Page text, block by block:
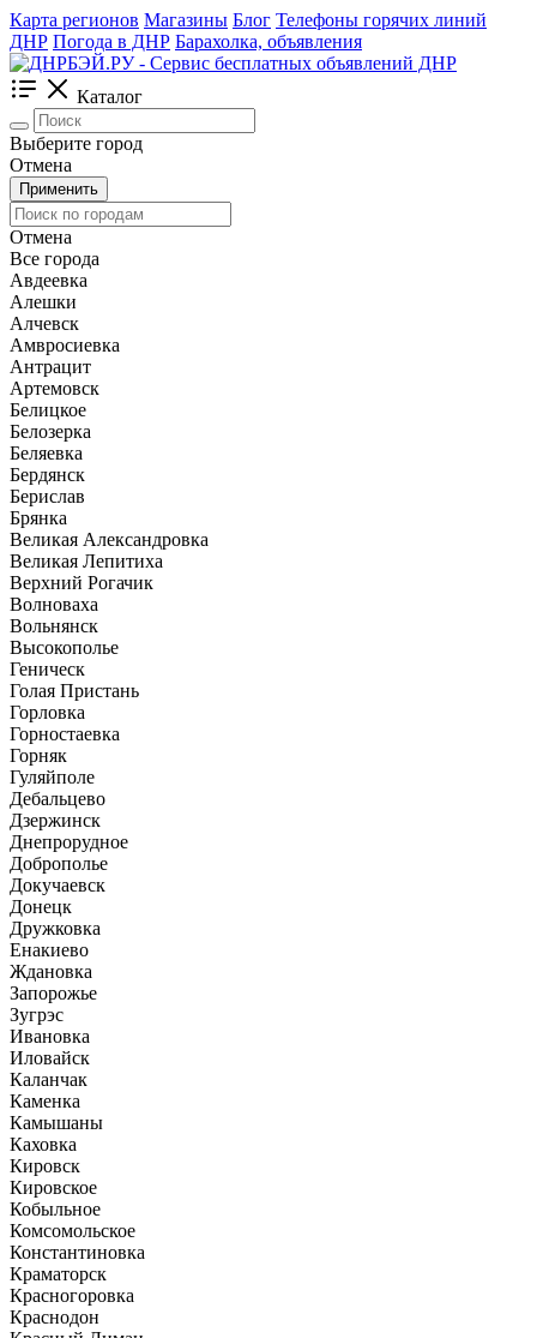
Карта регионов Магазины Блог Телефоны горячих линий
ДНР Погода в ДНР Барахолка, объявления
Каталог
Выберите город
Отмена
Применить
Отмена
Все города
Авдеевка
Алешки
Алчевск
Амвросиевка
Антрацит
Артемовск
Белицкое
Белозерка
Беляевка
Бердянск
Берислав
Брянка
Великая Александровка
Великая Лепитиха
Верхний Рогачик
Волноваха
Вольнянск
Высокополье
Геническ
Голая Пристань
Горловка
Горностаевка
Горняк
Гуляйполе
Дебальцево
Дзержинск
Днепрорудное
Доброполье
Докучаевск
Донецк
Дружковка
Енакиево
Ждановка
Запорожье
Зугрэс
Ивановка
Иловайск
Каланчак
Каменка
Камышаны
Каховка
Кировск
Кировское
Кобыльное
Комсомольское
Константиновка
Краматорск
Красногоровка
Краснодон